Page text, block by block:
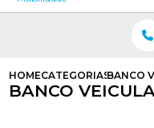
HOMECATEGORIASBANCO
BANCO